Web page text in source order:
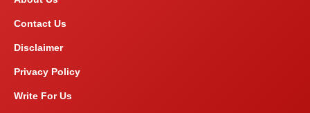
Contact Us
Disclaimer
Privacy Policy
Write For Us